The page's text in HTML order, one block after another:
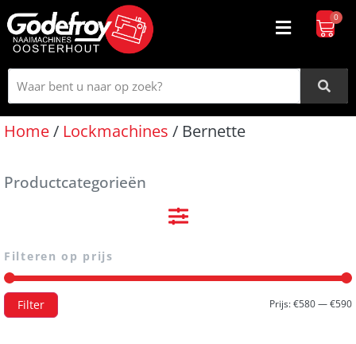
0
Home/ Lockmachines / Bernette
Productcategorieën
Filteren op prijs
Filter Prijs:€580—€590